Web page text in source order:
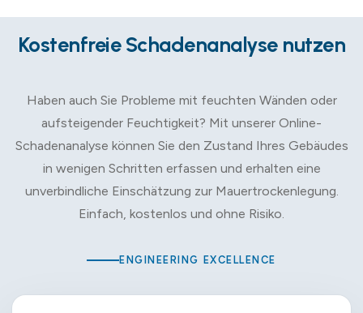
Kostenfreie Schadenanalyse nutzen
Haben auch Sie Probleme mit feuchten Wänden oder
aufsteigender Feuchtigkeit? Mit unserer Online-
Schadenanalyse können Sie den Zustand Ihres Gebäudes
in wenigen Schritten erfassen und erhalten eine
unverbindliche Einschätzung zur Mauertrockenlegung.
Einfach, kostenlos und ohne Risiko.
ENGINEERING EXCELLENCE